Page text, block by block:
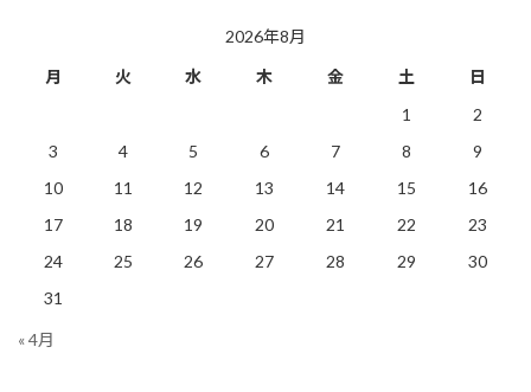
2026年8月
月
火 水 木 金 土
日
1
2
3
4 5 6 7 8
9
10
11 12 13 14 15
16
17
18 19 20 21 22
23
24
25 26 27 28 29
30
31
« 4月